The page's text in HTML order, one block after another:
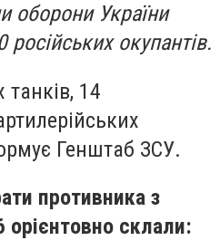
оборони України
окупантів.
14
Генштаб ЗСУ.
противника з
склали: